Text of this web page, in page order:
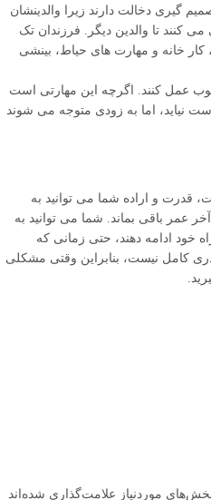
گیری دخالت دارند زیرا والدینشان
کنند تا والدین دیگر. فرزندان تک
کار خانه و مهارت های حیاط، بینشی
خوب عمل کنند. اگرچه این مهارتی است
نیاید، اما به زودی متوجه می شوند
قدرت و اراده شما می توانید به
عمر باقی بماند. شما می توانید به
خود ادامه دهند، حتی زمانی که
کامل نیست، بنابراین وقتی مشکلی
موردنیاز علامت‌گذاری شده‌اند